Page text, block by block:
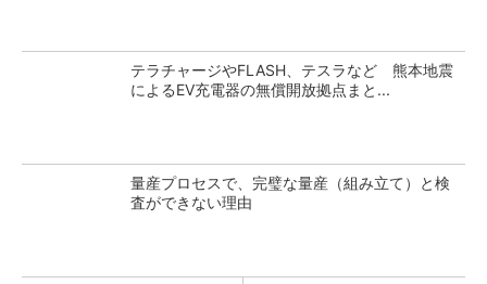
テラチャージやFLASH、テスラなど 熊本地震
によるEV充電器の無償開放拠点まと...
量産プロセスで、完璧な量産（組み立て）と検
査ができない理由